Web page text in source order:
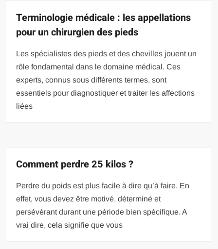
Terminologie médicale : les appellations
pour un chirurgien des pieds
Les spécialistes des pieds et des chevilles jouent un
rôle fondamental dans le domaine médical. Ces
experts, connus sous différents termes, sont
essentiels pour diagnostiquer et traiter les affections
liées
Comment perdre 25 kilos ?
Perdre du poids est plus facile à dire qu’à faire. En
effet, vous devez être motivé, déterminé et
persévérant durant une période bien spécifique. A
vrai dire, cela signifie que vous